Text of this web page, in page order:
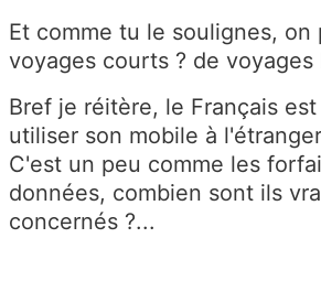
Et comme tu le soulignes, on
voyages courts ? de voyages
Bref je réitère, le Français
utiliser son mobile à
C'est un peu comme les
données, combien sont ils
concernés ?...